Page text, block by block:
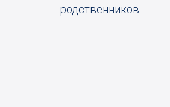
родственников